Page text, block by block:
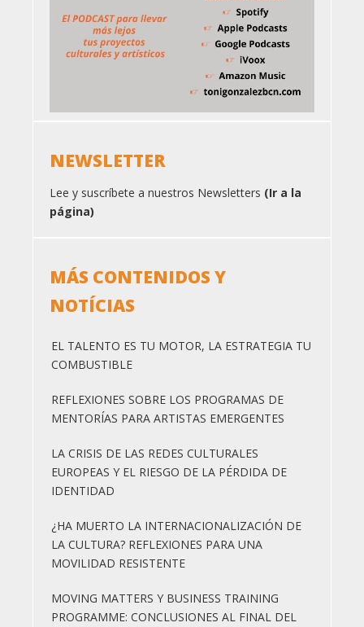
NEWSLETTER
Lee y suscríbete a nuestros Newsletters (Ir a la
página)
MÁS CONTENIDOS Y
NOTÍCIAS
EL TALENTO ES TU MOTOR, LA ESTRATEGIA TU
COMBUSTIBLE
REFLEXIONES SOBRE LOS PROGRAMAS DE
MENTORÍAS PARA ARTISTAS EMERGENTES
LA CRISIS DE LAS REDES CULTURALES
EUROPEAS Y EL RIESGO DE LA PÉRDIDA DE
IDENTIDAD
¿HA MUERTO LA INTERNACIONALIZACIÓN DE
LA CULTURA? REFLEXIONES PARA UNA
MOVILIDAD RESISTENTE
MOVING MATTERS Y BUSINESS TRAINING
PROGRAMME: CONCLUSIONES AL FINAL DEL